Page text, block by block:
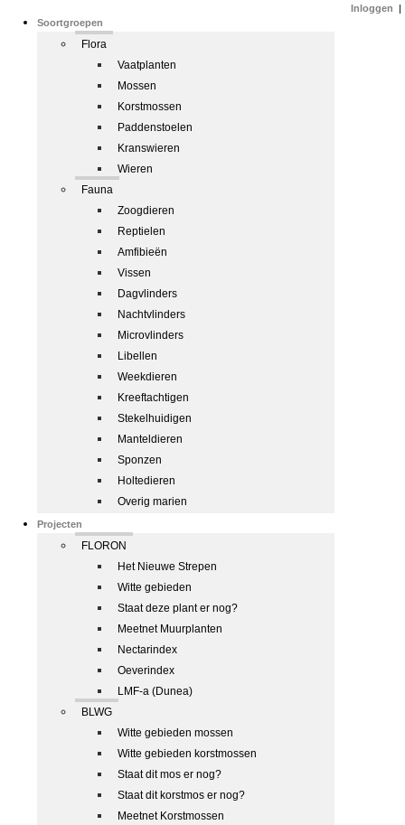
Soortgroepen
Flora
Vaatplanten
Mossen
Korstmossen
Paddenstoelen
Kranswieren
Wieren
Fauna
Zoogdieren
Reptielen
Amfibieën
Vissen
Dagvlinders
Nachtvlinders
Microvlinders
Libellen
Weekdieren
Kreeftachtigen
Stekelhuidigen
Manteldieren
Sponzen
Holtedieren
Overig marien
Projecten
FLORON
Het Nieuwe Strepen
Witte gebieden
Staat deze plant er nog?
Meetnet Muurplanten
Nectarindex
Oeverindex
LMF-a (Dunea)
BLWG
Witte gebieden mossen
Witte gebieden korstmossen
Staat dit mos er nog?
Staat dit korstmos er nog?
Meetnet Korstmossen
Inloggen |